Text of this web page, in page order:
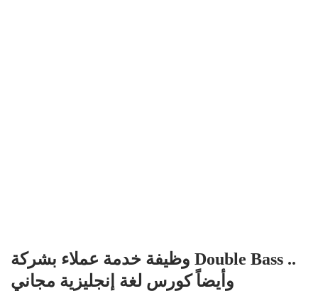
وظيفة خدمة عملاء بشركة Double Bass ..
وأيضاً كورس لغة إنجليزية مجاني